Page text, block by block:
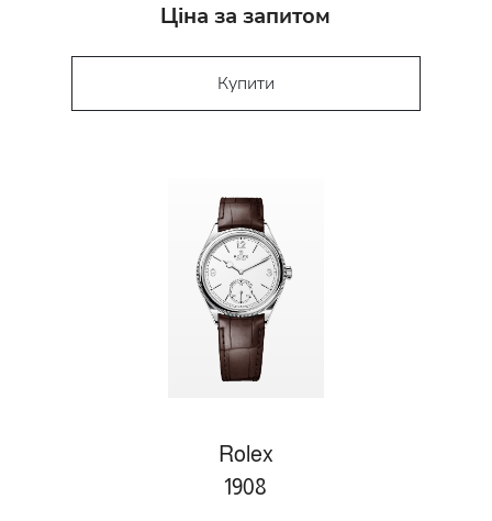
Ціна за запитом
Купити
Rolex
1908